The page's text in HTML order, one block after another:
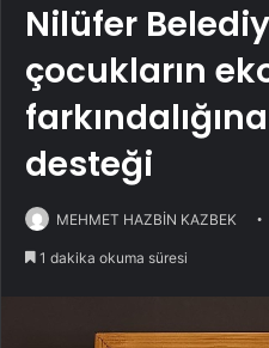
Nilüfer
çocukların
desteği
MEHMET HAZBİN KAZBEK
1 dakika okuma süresi